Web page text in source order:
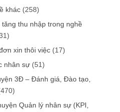
khác (258)
thu nhập trong nghề
xin thôi việc (17)
nhân sự (51)
3Đ – Đánh giá, Đào tạo,
Quản lý nhân sự (KPI,